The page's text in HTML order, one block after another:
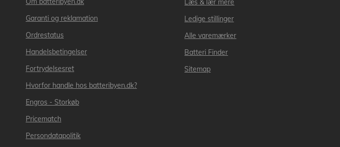
Garanti og reklamation
Ordrestatus
Handelsbetingelser
Fortrydelsesret
Hvorfor handle hos batteribyen.dk?
Engros - Storkøb
Pricematch
Persondatapolitik
Læs & lær mere
Ledige stillinger
Alle varemærker
Batteri Finder
Sitemap